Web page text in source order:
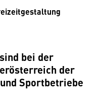
bei der
der
Sportbetriebe